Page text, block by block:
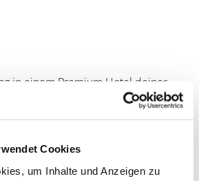
Cookies
um Inhalte und Anzeigen zu
in einem Premium Hotel deiner